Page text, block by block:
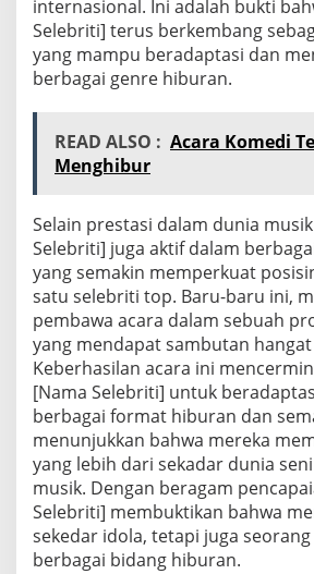
internasional. Ini adalah bukti
Selebriti] terus berkembang
yang mampu beradaptasi dan
berbagai genre hiburan.
READ ALSO : Acara Komedi
Menghibur
Selain prestasi dalam dunia
Selebriti] juga aktif dalam
yang semakin memperkuat
satu selebriti top. Baru-baru ini,
pembawa acara dalam sebuah
yang mendapat sambutan
Keberhasilan acara ini
[Nama Selebriti] untuk
berbagai format hiburan dan
menunjukkan bahwa mereka
yang lebih dari sekadar dunia
musik. Dengan beragam
Selebriti] membuktikan bahwa
sekedar idola, tetapi juga
berbagai bidang hiburan.